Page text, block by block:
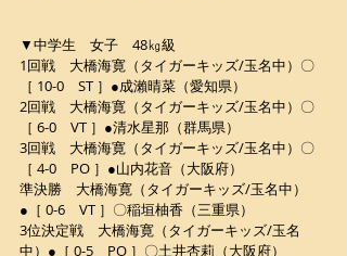
▼中学生　女子　48㎏級
1回戦　大橋海寛（タイガーキッズ/玉名中）〇
［ 10-0　ST ］●成瀨晴菜（愛知県）
2回戦　大橋海寛（タイガーキッズ/玉名中）〇
［ 6-0　VT ］●清水星那（群馬県）
3回戦　大橋海寛（タイガーキッズ/玉名中）〇
［ 4-0　PO ］●山内花音（大阪府）
準決勝　大橋海寛（タイガーキッズ/玉名中）
●［ 0-6　VT ］〇稲垣柚香（三重県）
3位決定戦　大橋海寛（タイガーキッズ/玉名
中）●［ 0-5　PO ］〇土井杏莉（大阪府）